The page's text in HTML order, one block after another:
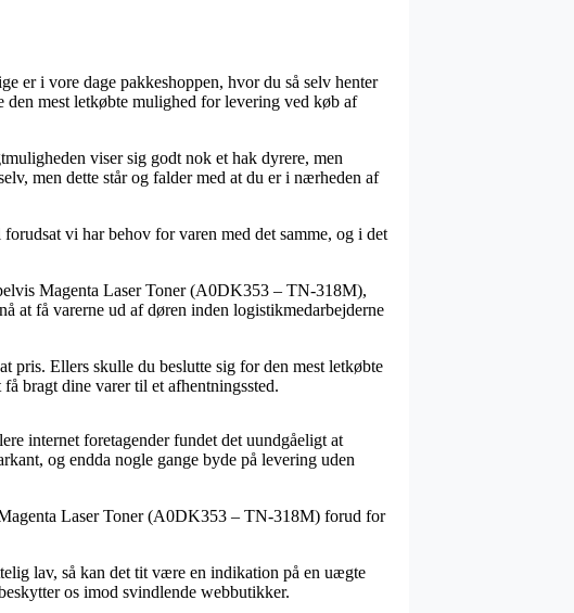
er i vore dage pakkeshoppen, hvor du så selv henter
den mest letkøbte mulighed for levering ved køb af
viser sig godt nok et hak dyrere, men
men dette står og falder med at du er i nærheden af
vi har behov for varen med det samme, og i det
Magenta Laser Toner (A0DK353 – TN-318M),
at få varerne ud af døren inden logistikmedarbejderne
pris. Ellers skulle du beslutte sig for den mest letkøbte
bragt dine varer til et afhentningssted.
internet foretagender fundet det uundgåeligt at
og endda nogle gange byde på levering uden
Laser Toner (A0DK353 – TN-318M) forud for
lav, så kan det tit være en indikation på en uægte
os imod svindlende webbutikker.